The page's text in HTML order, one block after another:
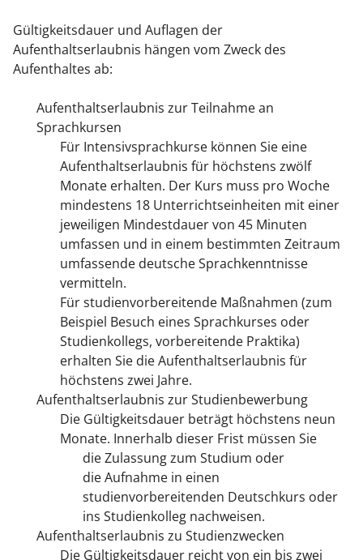
Gültigkeitsdauer und Auflagen der
Aufenthaltserlaubnis hängen vom Zweck des
Aufenthaltes ab:
Aufenthaltserlaubnis zur Teilnahme an
Sprachkursen
Für Intensivsprachkurse können Sie eine
Aufenthaltserlaubnis für höchstens zwölf
Monate erhalten. Der Kurs muss pro Woche
mindestens 18 Unterrichtseinheiten mit einer
jeweiligen Mindestdauer von 45 Minuten
umfassen und in einem bestimmten Zeitraum
umfassende deutsche Sprachkenntnisse
vermitteln.
Für studienvorbereitende Maßnahmen (zum
Beispiel Besuch eines Sprachkurses oder
Studienkollegs, vorbereitende Praktika)
erhalten Sie die Aufenthaltserlaubnis für
höchstens zwei Jahre.
Aufenthaltserlaubnis zur Studienbewerbung
Die Gültigkeitsdauer beträgt höchstens neun
Monate. Innerhalb dieser Frist müssen Sie
die Zulassungzum Studium oder
die Aufnahme in einen
studienvorbereitenden Deutschkurs oder
ins Studienkolleg nachweisen.
Aufenthaltserlaubnis zu Studienzwecken
Die Gültigkeitsdauer reicht von ein bis zwei